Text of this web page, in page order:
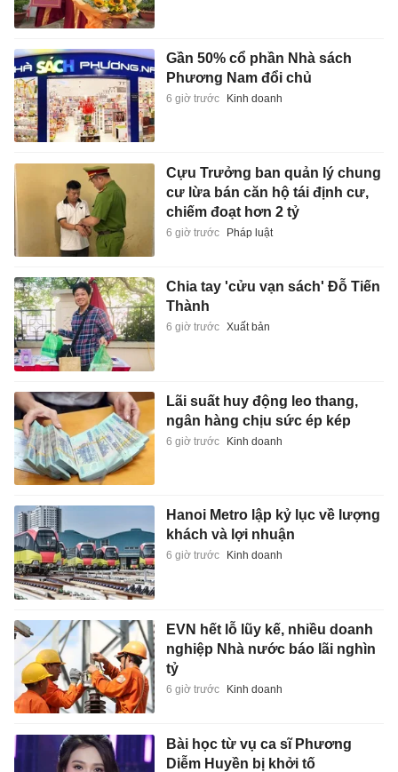
Gần 50% cổ phần Nhà sách
Phương Nam đổi chủ
6 giờ trước Kinh doanh
Cựu Trưởng ban quản lý chung
cư lừa bán căn hộ tái định cư,
chiếm đoạt hơn 2 tỷ
6 giờ trước Pháp luật
Chia tay 'cửu vạn sách' Đỗ Tiến
Thành
6 giờ trước Xuất bản
Lãi suất huy động leo thang,
ngân hàng chịu sức ép kép
6 giờ trước Kinh doanh
Hanoi Metro lập kỷ lục về lượng
khách và lợi nhuận
6 giờ trước Kinh doanh
EVN hết lỗ lũy kế, nhiều doanh
nghiệp Nhà nước báo lãi nghìn
tỷ
6 giờ trước Kinh doanh
Bài học từ vụ ca sĩ Phương
Diễm Huyền bị khởi tố